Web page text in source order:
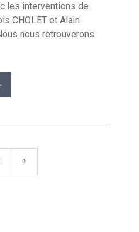
les interventions de
CHOLET et Alain
nous retrouverons